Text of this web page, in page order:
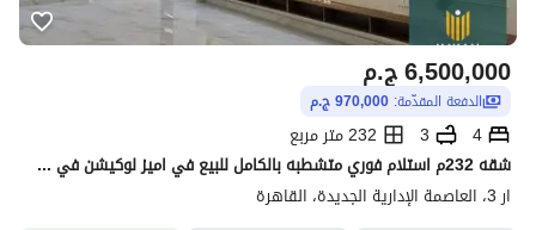
ج.م6,500,000
الدفعة المقدّمة: 970,000 ج.م
4
3
232 متر مربع
شقه 232م استلام فوري متشطبه بالكامل للبيع في اميز لوكيشن في العاصمه الادارية في ار 3 - بالتقسيط علي 10 سنين بدون فوايد - القاهره
ار 3، العاصمة الإدارية الجديدة، القاهرة